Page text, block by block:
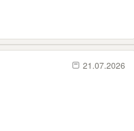
21.07.2026